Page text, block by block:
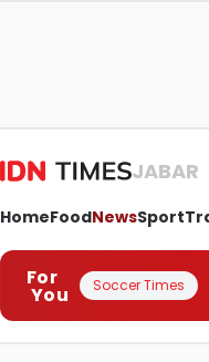
JABAR
HomeFoodNewsSport
For
You Soccer Times